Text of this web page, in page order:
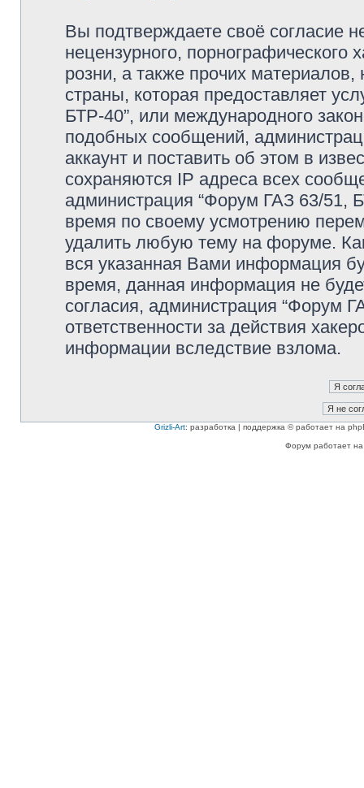
Вы подтверждаете своё согласие
нецензурного, порнографического
розни, а также прочих
страны, которая предоставляет
БТР-40”, или международного
подобных сообщений,
аккаунт и поставить об этом в
сохраняются IP адреса всех
администрация “Форум ГАЗ 63/51,
время по своему усмотрению
удалить любую тему на форуме.
вся указанная Вами информация
время, данная информация не
согласия, администрация “Форум
ответственности за действия
информации вследствие взлома.
Grizli-Art: разработка | поддержка © работает на
Форум работает